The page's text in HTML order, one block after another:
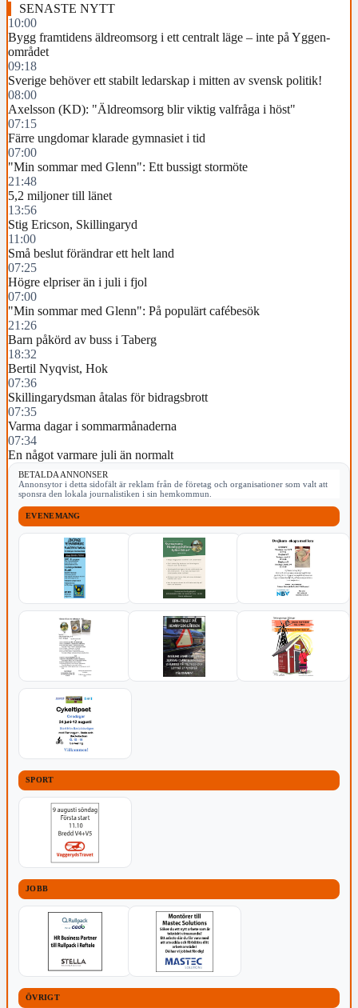
SENASTE NYTT
10:00
Bygg framtidens äldreomsorg i ett centralt läge – inte på Yggen-
området
09:18
Sverige behöver ett stabilt ledarskap i mitten av svensk politik!
08:00
Axelsson (KD): "Äldreomsorg blir viktig valfråga i höst"
07:15
Färre ungdomar klarade gymnasiet i tid
07:00
"Min sommar med Glenn": Ett bussigt stormöte
21:48
5,2 miljoner till länet
13:56
Stig Ericson, Skillingaryd
11:00
Små beslut förändrar ett helt land
07:25
Högre elpriser än i juli i fjol
07:00
"Min sommar med Glenn": På populärt cafébesök
21:26
Barn påkörd av buss i Taberg
18:32
Bertil Nyqvist, Hok
07:36
Skillingarydsman åtalas för bidragsbrott
07:35
Varma dagar i sommarmånaderna
07:34
En något varmare juli än normalt
BETALDA ANNONSER
Annonsytor i detta sidofält är reklam från de företag och organisationer som valt att
sponsra den lokala journalistiken i sin hemkommun.
EVENEMANG
SPORT
JOBB
ÖVRIGT